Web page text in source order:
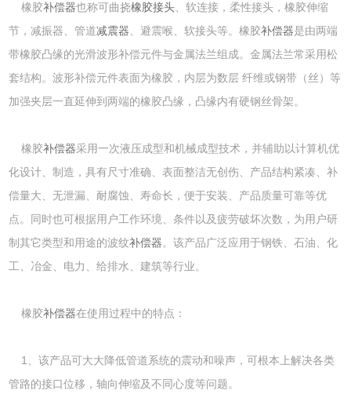
橡胶补偿器也称可曲挠橡胶接头 、软连接，柔性接头，橡胶伸缩
节，减振器、管道减震器 、避震喉、软接头等。橡胶补偿器是由两端
带橡胶凸缘的光滑波形补偿元件与金属法兰组成。金属法兰常采用松
套结构。波形补偿元件表面为橡胶，内层为数层 纤维或钢带（丝）等
加强夹层一直延伸到两端的橡胶凸缘，凸缘内有硬钢丝骨架。
橡胶补偿器采用一次液压成型和机械成型技术，并辅助以计算机优
化设计、制造，具有尺寸准确、表面整洁无创伤、产品结构紧凑、补
偿量大、无泄漏、耐腐蚀、寿命长，便于安装、产品质量可靠等优
点。同时也可根据用户工作环境、条件以及疲劳破坏次数，为用户研
制其它类型和用途的波纹补偿器。该产品广泛应用于钢铁、石油、化
工、冶金、电力、给排水、建筑等行业。
橡胶补偿器在使用过程中的特点：
1、该产品可大大降低管道系统的震动和噪声，可根本上解决各类
管路的接口位移，轴向伸缩及不同心度等问题。